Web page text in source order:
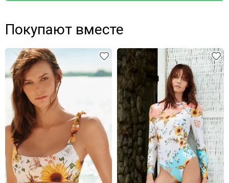
Покупают вместе